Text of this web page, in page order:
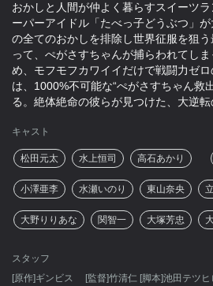
おかしと人間が仲よく暮らすスイーツ
ーパーアイドル「たべっ子どうぶつ」
の全てのおかしを排除し世界征服を狙う
って、ぺがさすちゃんが捕らわれてし
め、モフモフカワイイだけで戦闘力ゼ
は、1000%不可能な“ぺがさすちゃん救
る。絶体絶命の彼らが見つけた、大逆
キャスト
松田元太 水上恒司 高石あかり
小澤亜李 水瀬いのり 東山奈央
大野りりあな 関智一 大塚芳忠
スタッフ
[原作]ギンビス [監督]竹清仁 [脚本]池田テツヒ